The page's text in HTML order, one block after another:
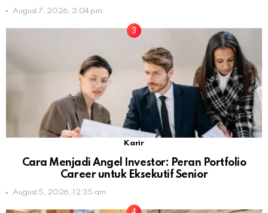
August 7, 2026, 3:04 pm
Karir
Cara Menjadi Angel Investor: Peran Portfolio
Career untuk Eksekutif Senior
August 5, 2026, 12:35 am